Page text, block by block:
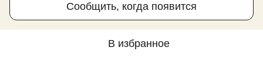
Сообщить, когда появится
В избранное